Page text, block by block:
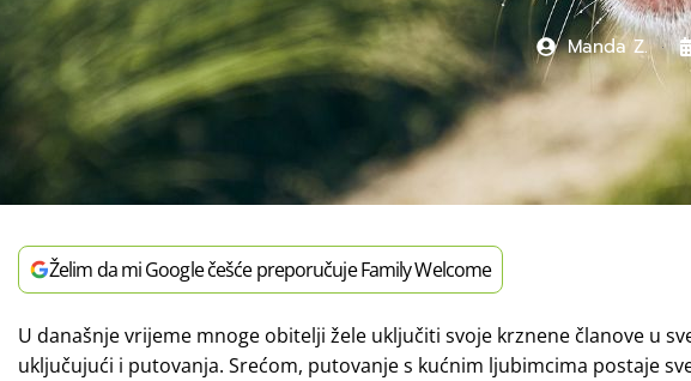
Manda Z.
Želim da mi Google češće preporučuje Family Welcome
U današnje vrijeme mnoge obitelji žele uključiti svoje krznene članove u
uključujući i putovanja. Srećom, putovanje s kućnim ljubimcima postaje